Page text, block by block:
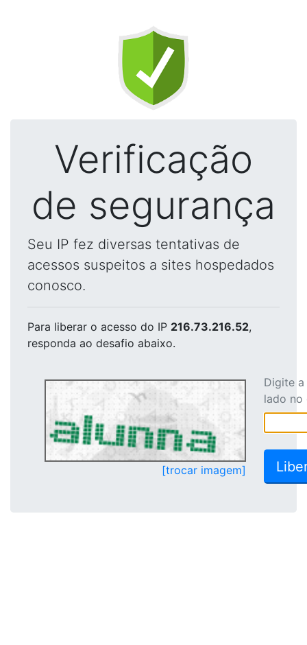
Verificação
de segurança
Seu IP fez diversas tentativas de
acessos suspeitos a sites hospedados
conosco.
Para liberar o acesso do IP 216.73.216.52,
responda ao desafio abaixo.
[trocar imagem]
Digite
lado no